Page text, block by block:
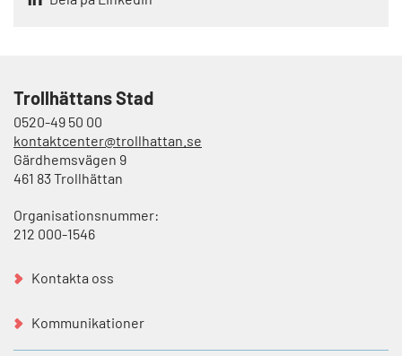
Trollhättans Stad
0520-49 50 00
kontaktcenter@trollhattan.se
Gärdhemsvägen 9
461 83 Trollhättan
Organisationsnummer:
212 000-1546
Kontakta oss
Kommunikationer